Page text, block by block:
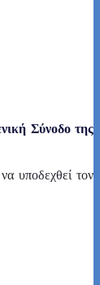
Σύνοδο της
υποδεχθεί τον